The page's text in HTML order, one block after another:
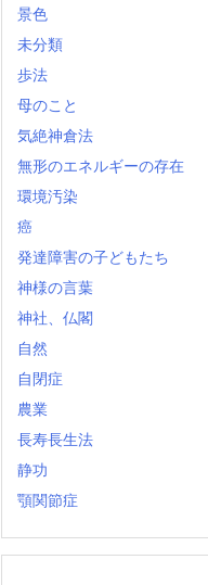
景色
未分類
歩法
母のこと
気絶神倉法
無形のエネルギーの存在
環境汚染
癌
発達障害の子どもたち
神様の言葉
神社、仏閣
自然
自閉症
農業
長寿長生法
静功
顎関節症